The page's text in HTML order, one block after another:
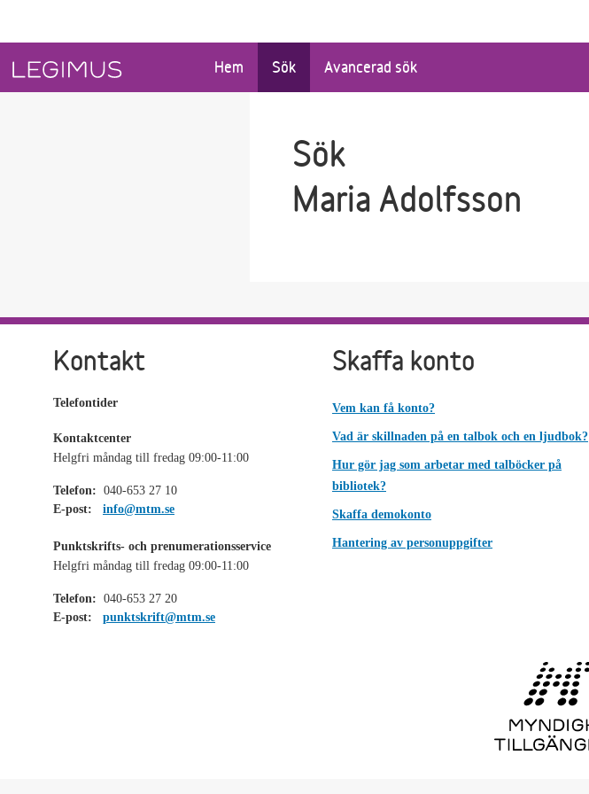
Hem Sök Avancerad sök
Sök
Maria Adolfsson
Kontakt
Telefontider
Kontaktcenter
Helgfri måndag till fredag 09:00-11:00
Telefon: 040-653 27 10
E-post:
info@mtm.se
Punktskrifts- och prenumerationsservice
Helgfri måndag till fredag 09:00-11:00
Telefon: 040-653 27 20
E-post:
punktskrift@mtm.se
Skaffa konto
Vem kan få konto?
Vad är skillnaden på en talbok och en ljudbok?
Hur gör jag som arbetar med talböcker på
bibliotek?
Skaffa demokonto
Hantering av personuppgifter